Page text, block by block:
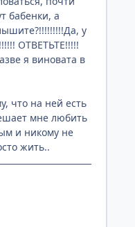
бабенки, а
у
ОТВЕТЬТЕ!!!!!
я виновата в
что на ней есть
мне любить
и никому не
жить..